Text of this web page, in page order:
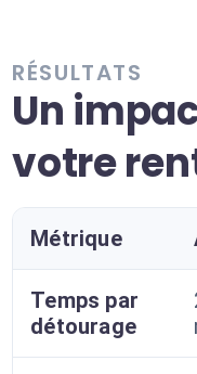
RÉSULTATS
Un
votre
Métrique
Temps par
détourage